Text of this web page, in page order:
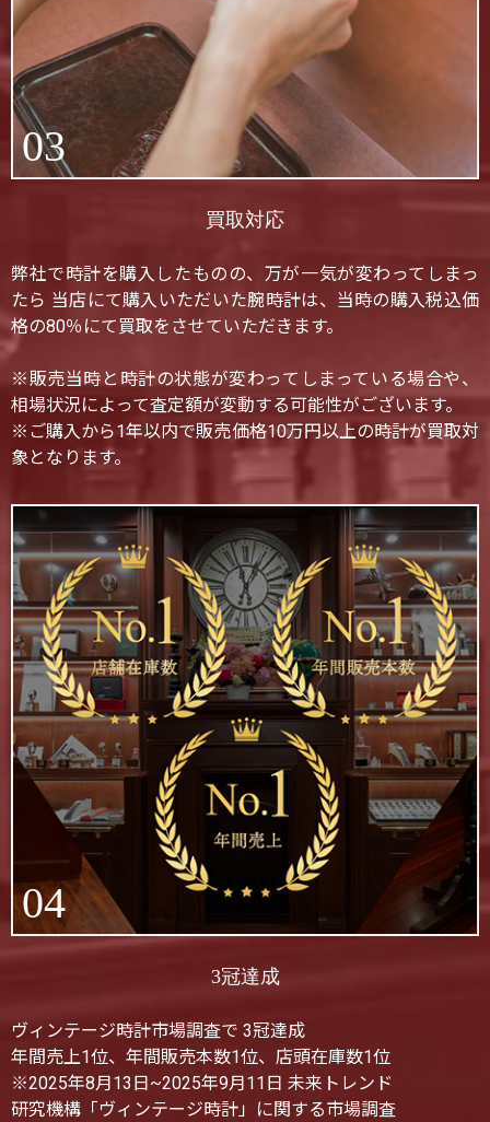
03
買取対応
弊社で時計を購入したものの、万が一気が変わってしまっ
たら 当店にて購入いただいた腕時計は、当時の購入税込価
格の80％にて買取をさせていただきます。
※販売当時と時計の状態が変わってしまっている場合や、
相場状況によって査定額が変動する可能性がございます。
※ご購入から1年以内で販売価格10万円以上の時計が買取対
象となります。
04
3冠達成
ヴィンテージ時計市場調査で 3冠達成
年間売上1位、年間販売本数1位、店頭在庫数1位
※2025年8月13日~2025年9月11日 未来トレンド
研究機構「ヴィンテージ時計」に関する市場調査